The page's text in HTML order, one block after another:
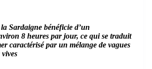
Sardaigne bénéficie d’un
8 heures par jour, ce qui se traduit
caractérisé par un mélange de vagues
vives